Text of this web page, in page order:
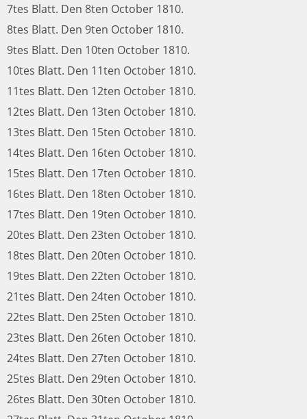
7tes Blatt. Den 8ten October 1810.
8tes Blatt. Den 9ten October 1810.
9tes Blatt. Den 10ten October 1810.
10tes Blatt. Den 11ten October 1810.
11tes Blatt. Den 12ten October 1810.
12tes Blatt. Den 13ten October 1810.
13tes Blatt. Den 15ten October 1810.
14tes Blatt. Den 16ten October 1810.
15tes Blatt. Den 17ten October 1810.
16tes Blatt. Den 18ten October 1810.
17tes Blatt. Den 19ten October 1810.
20tes Blatt. Den 23ten October 1810.
18tes Blatt. Den 20ten October 1810.
19tes Blatt. Den 22ten October 1810.
21tes Blatt. Den 24ten October 1810.
22tes Blatt. Den 25ten October 1810.
23tes Blatt. Den 26ten October 1810.
24tes Blatt. Den 27ten October 1810.
25tes Blatt. Den 29ten October 1810.
26tes Blatt. Den 30ten October 1810.